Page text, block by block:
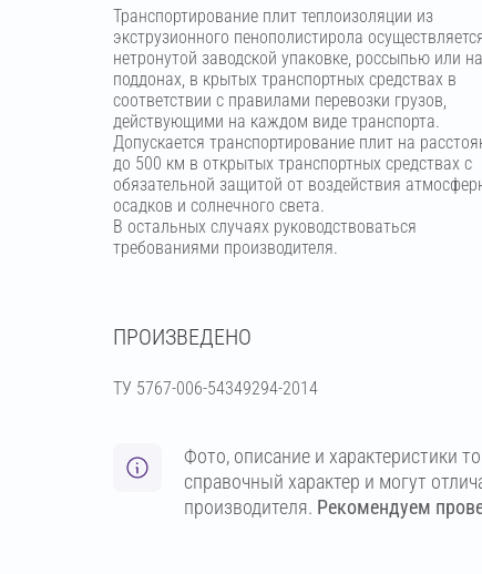
Транспортирование плит теплоизоляции из
экструзионного пенополистирола
нетронутой заводской упаковке, россыпью или на
поддонах, в крытых транспортных средствах в
соответствии с правилами перевозки грузов,
действующими на каждом виде транспорта.
Допускается транспортирование плит на
до 500 км в открытых транспортных средствах с
обязательной защитой от воздействия
осадков и солнечного света.
В остальных случаях руководствоваться
требованиями производителя.
ПРОИЗВЕДЕНО
ТУ 5767-006-54349294-2014
Фото, описание и характеристики
справочный характер и могут
производителя. Рекомендуем